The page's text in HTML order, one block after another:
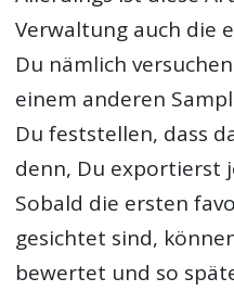
Verwaltung auch die
Du nämlich
einem anderen
Du feststellen, dass
denn, Du exportierst
Sobald die ersten
gesichtet sind,
bewertet und so